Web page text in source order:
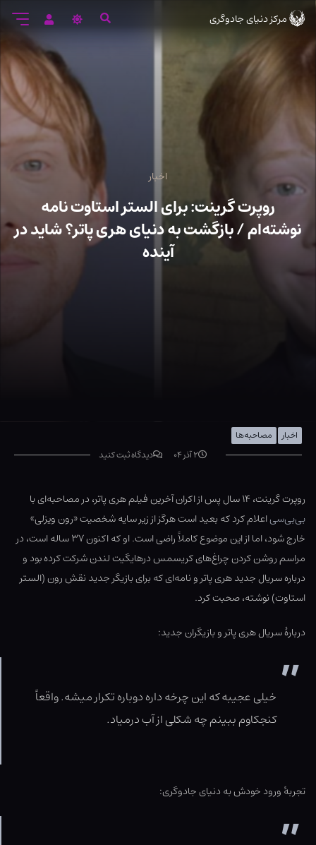
مرکز دنیای جادوگری
اخبار
روپرت گرینت: برای الستر استاوت نامه
نوشته‌ام / بازگشت به دنیای هری پاتر؟ شاید در
آینده
اخبار
مصاحبه‌ها
۲ آذر ۰۴
دیدگاه ثبت کنید
روپرت گرینت، ۱۴ سال پس از اکران آخرین فیلم هری پاتر، در مصاحبه‌ای با
بی‌بی‌سیاعلام کرد که بعید است هرگز از زیر سایه شخصیت «رون ویزلی»
خارج شود، اما از این موضوع کاملاً راضی است. او که اکنون ۳۷ ساله است، در
مراسم روشن کردن چراغ‌های کریسمس در‌هایگیت لندن شرکت کرده بود و
درباره سریال جدید هری پاتر و نامه‌ای که برای بازیگر جدید نقش رون (الستر
استاوت) نوشته، صحبت کرد.
دربارۀ سریال هری پاتر و بازیگران جدید:
خیلی عجیبه که این چرخه داره دوباره تکرار میشه. واقعاً
کنجکاوم ببینم چه شکلی از آب درمیاد.
تجربۀ ورود خودش به دنیای جادوگری: